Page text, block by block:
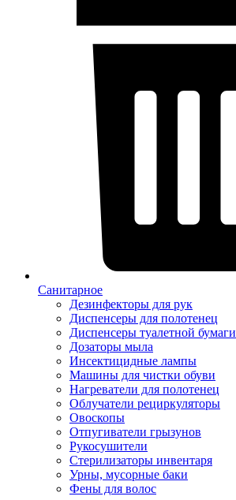
Санитарное
Дезинфекторы для рук
Диспенсеры для полотенец
Диспенсеры туалетной бумаги
Дозаторы мыла
Инсектицидные лампы
Машины для чистки обуви
Нагреватели для полотенец
Облучатели рециркуляторы
Овоскопы
Отпугиватели грызунов
Рукосушители
Стерилизаторы инвентаря
Урны, мусорные баки
Фены для волос